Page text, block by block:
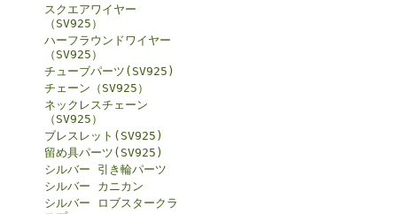
スクエアワイヤー
（SV925）
ハーフラウンドワイヤー
（SV925）
チューブパーツ(SV925)
チェーン（SV925）
ネックレスチェーン
（SV925）
ブレスレット(SV925)
留め具パーツ(SV925)
シルバー 引き輪パーツ
シルバー カニカン
シルバー ロブスタークラ